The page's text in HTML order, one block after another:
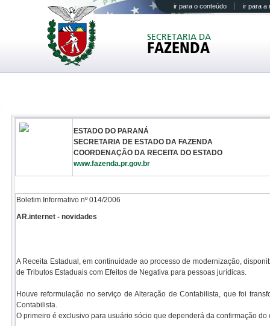
ir para o conteúdo ir para a
SECRETARIA DA
FAZENDA
ESTADO DO PARANÁ
SECRETARIA DE ESTADO DA FAZENDA
COORDENAÇÃO DA RECEITA DO ESTADO
www.fazenda.pr.gov.br
Boletim Informativo nº 014/2006
AR.internet - novidades
A Receita Estadual, em continuidade ao processo de modernização,
de Tributos Estaduais com Efeitos de Negativa para pessoas jurídicas.
Houve reformulação no serviço de Alteração de Contabilista, que foi
Contabilista.
O primeiro é exclusivo para usuário sócio que dependerá da confirmação